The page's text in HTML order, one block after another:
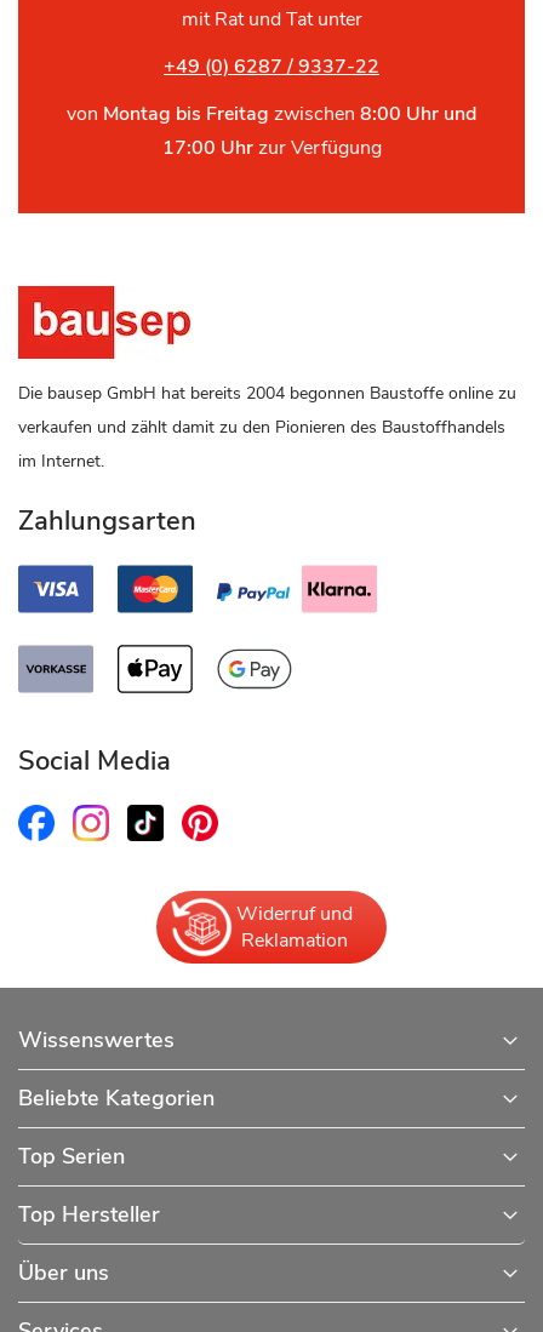
mit Rat und Tat unter
+49 (0) 6287 / 9337-22
von Montag bis Freitag zwischen 8:00 Uhr und
17:00 Uhrzur Verfügung
Die bausep GmbH hat bereits 2004 begonnen Baustoffe online zu
verkaufen und zählt damit zu den Pionieren des Baustoffhandels
im Internet.
Zahlungsarten
Social Media
Widerruf und
Reklamation
Wissenswertes
Beliebte Kategorien
Top Serien
Top Hersteller
Über uns